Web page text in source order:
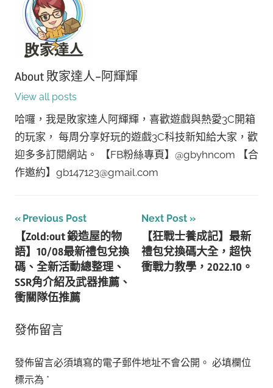
About敗家達人-阿輝輝
View all posts
哈囉，我是敗家達人阿輝輝，喜歡遊戲與熱愛3C開箱
的玩家， 每周分享好玩的遊戲3C科技新知給大家，歡
迎多多訂閱網站。 【FB粉絲專頁】@gbyhncom 【合
作邀約】gb147123@gmail.com
文
章
導
覽
Previous Post
【Zold:out 鍛造屋的物
語】10/08最新禮包兌換
碼、全新活動總整理、
SSR角介紹及武器推薦、
衝關隊伍推薦
Next Post
【狂戰士養成記】最新
禮包兌換碼大全，超快
衝戰力教學，2022.10。
發佈留言
發佈留言必須填寫的電子郵件地址不會公開。 必填欄位
標示為 *